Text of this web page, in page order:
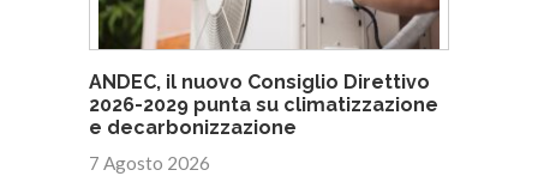
ANDEC, il nuovo Consiglio Direttivo
2026-2029 punta su climatizzazione
e decarbonizzazione
7 Agosto 2026